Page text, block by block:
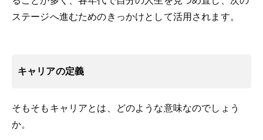
ステージへ進むためのきっかけとして活用されます。
キャリアの定義
そもそもキャリアとは、どのような意味なのでしょう
か。